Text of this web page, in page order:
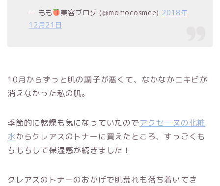
— もも 美容ブログ (@momocosmee) 2018年
12月21日
10月からずっと肌の調子が悪くて、なかなかニキビが
消えなかった私の肌。
季節的に乾燥も気になっていたのでアクセーヌの化粧
水からクレアスのトナーに買えたところ、すっごくも
ちもちして保湿感が続きました！
クレアスのトナーのおかげで肌荒れも落ち着いてき